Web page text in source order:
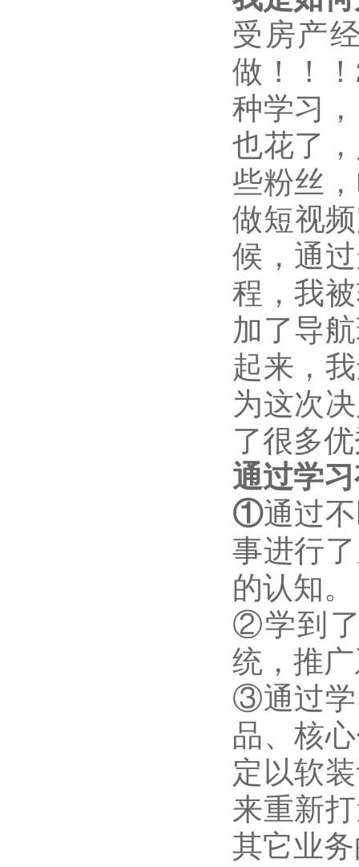
受房产
做！！！
种学习
也花了
些粉丝
做短视
候，通
程，我
加了导
起来，
为这次
了很多
通过学
①通过
事进行
的认知。
②学到
统，推
③通过学
品、核
定以软
来重新
其它业